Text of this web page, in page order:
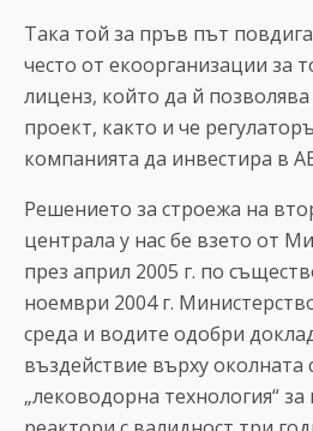
Така той за пръв път
често от екоорганизации за
лиценз, който да й
проект, както и че
компанията да инвестира в
Решението за строежа на
централа у нас бе взето от
през април 2005 г. по
ноември 2004 г.
среда и водите одобри
въздействие върху
„леководорна технология“